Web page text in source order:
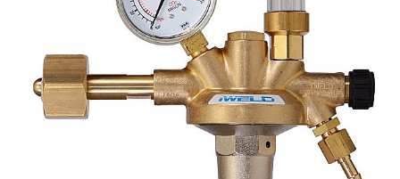
Magneti pentru sudura
Cablu sudura
Mese sudura